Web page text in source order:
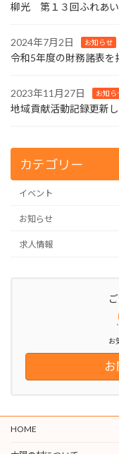
柳光 第１３回ふれあ
2024年7月2日 お知らせ
令和5年度の財務諸表を
2023年11月27日 お知ら
地域貢献活動記録更新し
カテゴリー
イベント
お知らせ
求人情報
お
HOME